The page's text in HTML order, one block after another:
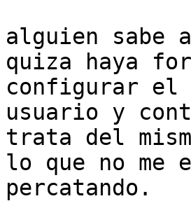
alguien sabe
quiza haya
configurar el
usuario y
trata del
lo que no me
percatando.